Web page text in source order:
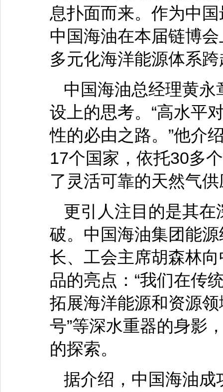
息扑面而来。作为中
中国海油在本届链博
多元化海洋能源体系
中国海油总经理黄
设上的思考。“高水平
性的必由之路。”他介
17个国家，依托30多
了灵活可靠的天然气
更引人注目的是其
破。中国海油集团能
长、工会主席胡森林
品的亮点：“我们在传
拓展海洋能源和资源领
号”等深水重器的身影
的探索。
据介绍，中国海油